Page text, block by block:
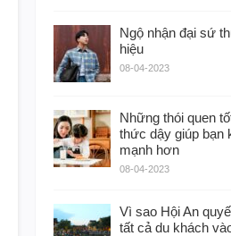
Ngộ nhận đại sứ
hiệu
08-04-2023
Những thói quen
thức dậy giúp bạn
mạnh hơn
08-04-2023
Vì sao Hội An
tất cả du khách